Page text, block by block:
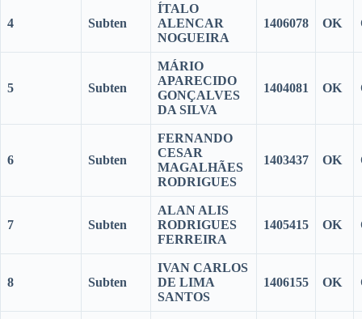
4 Subten
ÍTALO
ALENCAR
NOGUEIRA
1406078 OK
5 Subten
MÁRIO
APARECIDO
GONÇALVES
DA SILVA
1404081 OK
6 Subten
FERNANDO
CESAR
MAGALHÃES
RODRIGUES
1403437 OK
7 Subten
ALAN ALIS
RODRIGUES
FERREIRA
1405415 OK
8 Subten
IVAN CARLOS
DE LIMA
SANTOS
1406155 OK